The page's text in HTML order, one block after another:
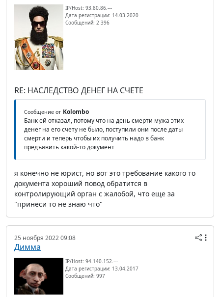
IP/Host: 93.80.86.---
Дата регистрации: 14.03.2020
Сообщений: 2 396
RE: НАСЛЕДСТВО ДЕНЕГ НА СЧЕТЕ
Сообщение от Kolombo
Банк ей отказал, потому что на день смерти мужа этих
денег на его счету не было, поступили они после даты
смерти и теперь чтобы их получить надо в банк
предъявить какой-то документ
я конечно не юрист, но вот это требование какого то
документа хороший повод обратится в
контролирующий орган с жалобой, что еще за
"принеси то не знаю что"
25 ноября 2022 09:08
Димма
IP/Host: 94.140.152.---
Дата регистрации: 13.04.2017
Сообщений: 997